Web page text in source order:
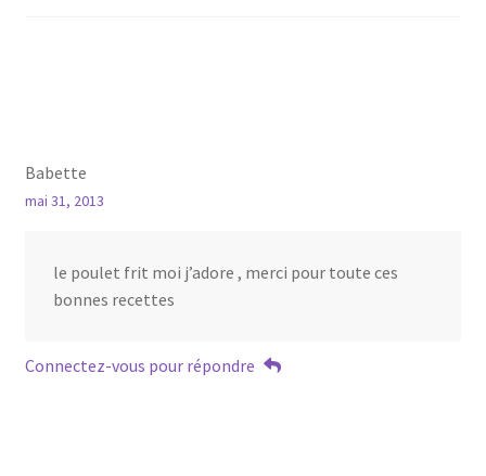
Babette
mai 31, 2013
le poulet frit moi j’adore , merci pour toute ces
bonnes recettes
Connectez-vous pour répondre